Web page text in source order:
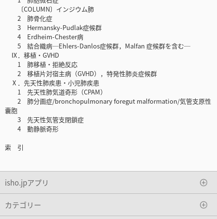
〔COLUMN〕インジウム肺
2 肺骨化症
3 Hermansky-Pudlak症候群
4 Erdheim-Chester病
5 結合織病─Ehlers-Danlos症候群，Malfan 症候群を含む─
Ⅸ．移植・GVHD
1 肺移植・拒絶反応
2 移植片対宿主病（GVHD），特発性肺炎症候群
Ⅹ．先天性肺疾患・小児肺疾患
1 先天性肺気道奇形（CPAM）
2 肺分画症/bronchopulmonary foregut malformation/気管支原性
囊胞
3 先天性気管支閉鎖症
4 動静脈奇形
索 引
isho.jpアプリ
カテゴリー